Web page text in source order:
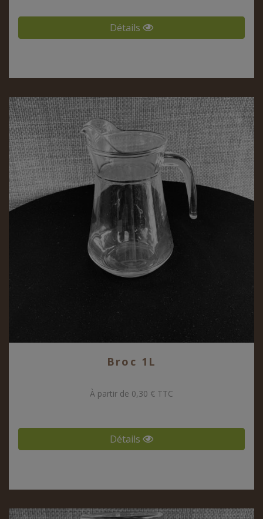
Détails
Broc 1L
À partir de 0,30 € TTC
Détails